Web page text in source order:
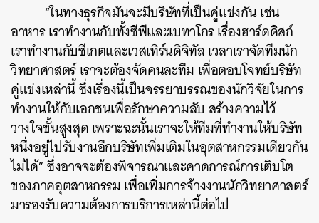
“ในทางธุรกิจมันจะมีบริษัทที่เป็นคู่แข่งกัน เช่น
อาหาร เราทำงานกับทั้งซีพีและเบทาโกร เรื่องฮาร์ดดิสก์
เราทำงานกับซีเกตและเวสเทิร์นดิจิทัล เวลาเราจัดทีมนัก
วิทยาศาสตร์ เราจะต้องจัดคนละทีม เพื่อตอบโจทย์บริษัท
คู่แข่งเหล่านี้ ซึ่งเรื่องนี้เป็นจรรยาบรรณของนักวิจัยในการ
ทำงานให้กับเอกชนเพื่อรักษาความลับ สร้างความไว้
วางใจขั้นสูงสุด เพราะฉะนั้นเราจะให้ทีมที่ทำงานให้บริษัท
หนึ่งอยู่ไปรับงานอีกบริษัทเพิ่มเติมในอุตสาหกรรมเดียวกัน
ไม่ได้” ซึ่งอาจจะต้องพิจารณาและคาดการณ์การเติบโต
ของภาคอุตสาหกรรม เพื่อเพิ่มการจ้างงานนักวิทยาศาสตร์
มารองรับความต้องการบริการเหล่านี้ต่อไป